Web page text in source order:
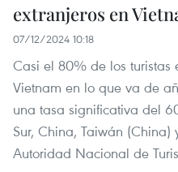
extranjeros en
07/12/2024 10:18
Casi el 80% de los turistas
Vietnam en lo que va de
una tasa significativa del
Sur, China, Taiwán
Autoridad Nacional de